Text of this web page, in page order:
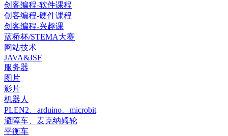
创客编程-软件课程
创客编程-硬件课程
创客编程-兴趣课
蓝桥杯/STEMA大赛
网站技术
JAVA&JSF
服务器
图片
影片
机器人
PLEN2、arduino、microbit
避障车、麦克纳姆轮
平衡车